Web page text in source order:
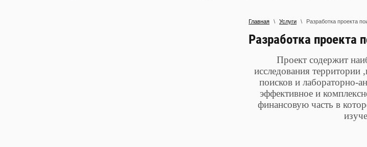
Главная \ Услуги \ Разработка проекта
Разработка проекта
Проект содержит
исследования
поисков и лабораторно-
эффективное и
финансовую часть в